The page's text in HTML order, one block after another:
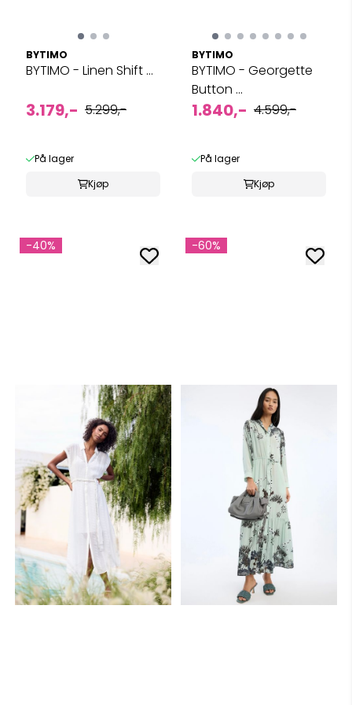
BYTIMO
BYTIMO - Linen Shift ...
3.179,- 5.299,-
På lager
Kjøp
BYTIMO
BYTIMO - Georgette
Button ...
1.840,- 4.599,-
På lager
Kjøp
-40% -60%